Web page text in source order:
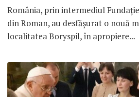
România, prin intermediul
din Roman, au desfășurat o nouă
localitatea Boryspil, în apropiere...